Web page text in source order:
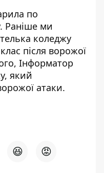
по
. Раніше ми
коледжу
після ворожої
Інформатор
який
атаки.
😆 😡